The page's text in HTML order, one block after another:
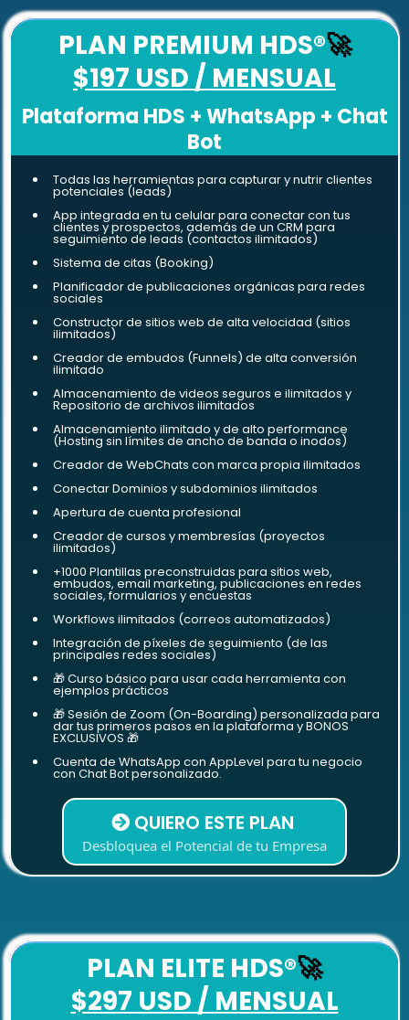
PLAN PREMIUM HDS®🚀
$197 USD / MENSUAL
Plataforma HDS + WhatsApp + Chat
Bot
Todas las herramientas para capturar y nutrir clientes
potenciales (leads)
App integrada en tu celular para conectar con tus
clientes y prospectos, además de un CRM para
seguimiento de leads (contactos ilimitados)
Sistema de citas (Booking)
Planificador de publicaciones orgánicas para redes
sociales
Constructor de sitios web de alta velocidad (sitios
ilimitados)
Creador de embudos (Funnels) de alta conversión
ilimitado
Almacenamiento de videos seguros e ilimitados y
Repositorio de archivos ilimitados
Almacenamiento ilimitado y de alto performance
(Hosting sin límites de ancho de banda o inodos)
Creador de WebChats con marca propia ilimitados
Conectar Dominios y subdominios ilimitados
Apertura de cuenta profesional
Creador de cursos y membresías (proyectos
ilimitados)
+1000 Plantillas preconstruidas para sitios web,
embudos, email marketing, publicaciones en redes
sociales, formularios y encuestas
Workflows ilimitados (correos automatizados)
Integración de píxeles de seguimiento (de las
principales redes sociales)
🎁 Curso básico para usar cada herramienta con
ejemplos prácticos
🎁 Sesión de Zoom (On-Boarding) personalizada para
dar tus primeros pasos en la plataforma y BONOS
EXCLUSIVOS 🎁
Cuenta de WhatsApp con AppLevel para tu negocio
con Chat Bot personalizado.
QUIERO ESTE PLAN
Desbloquea el Potencial de tu Empresa
PLAN ELITE HDS®🚀
$297 USD / MENSUAL